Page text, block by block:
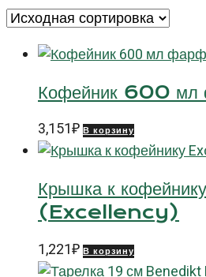
Кофейник 600 мл
3,151₽ В корзину
Крышка к
(Excellency)
1,221₽ В корзину